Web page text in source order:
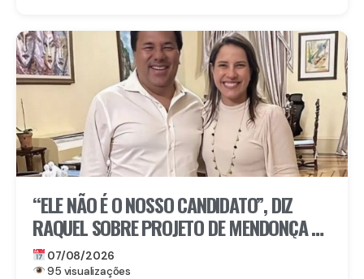
“ELE NÃO É O NOSSO CANDIDATO”, DIZ
RAQUEL SOBRE PROJETO DE MENDONÇA AO
SENADO
07/08/2026
95 visualizações